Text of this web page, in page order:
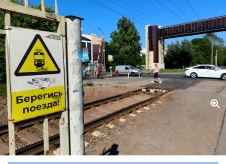
Цена секунды — жизнь: по данным ОЖД, на переездах гибнет
каждый третий пострадавший
Global Look Press / Maksim Konstantinov